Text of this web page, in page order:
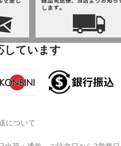
しています
について